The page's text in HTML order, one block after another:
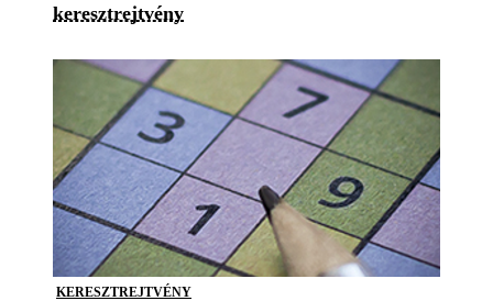
keresztrejtvény
KERESZTREJTVÉNY